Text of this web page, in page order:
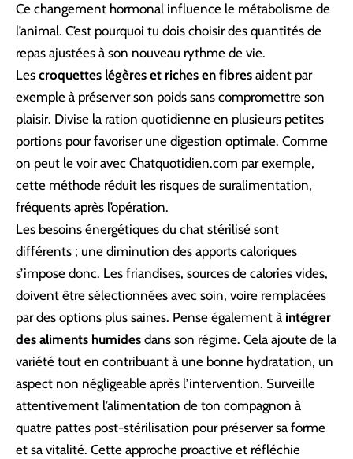
Ce changement hormonal influence le métabolisme de
l’animal. C’est pourquoi tu dois choisir des quantités de
repas ajustées à son nouveau rythme de vie.
Les croquettes légères et riches en fibres aident par
exemple à préserver son poids sans compromettre son
plaisir. Divise la ration quotidienne en plusieurs petites
portions pour favoriser une digestion optimale. Comme
on peut le voir avec Chatquotidien.com par exemple,
cette méthode réduit les risques de suralimentation,
fréquents après l’opération.
Les besoins énergétiques du chat stérilisé sont
différents ; une diminution des apports caloriques
s’impose donc. Les friandises, sources de calories vides,
doivent être sélectionnées avec soin, voire remplacées
par des options plus saines. Pense également à intégrer
des aliments humides dans son régime. Cela ajoute de la
variété tout en contribuant à une bonne hydratation, un
aspect non négligeable après l’intervention. Surveille
attentivement l’alimentation de ton compagnon à
quatre pattes post-stérilisation pour préserver sa forme
et sa vitalité. Cette approche proactive et réfléchie